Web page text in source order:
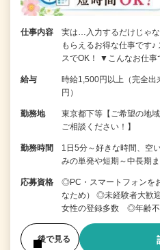
仕事内容
実は…入力するだけじゃ
もらえるお得な仕事です
スでOK！ ▼こんなお仕
給与
時給1,500円以上（完全
円）
勤務地
東京都下等【ご希望の地
ご相談ください！】
勤務時間
1日5分～好きな時間、空
みの単発や短期～中長期
応募資格
◎PC・スマートフォンを
なため） ◎未経験者大歓
女性の登録多数 ◎年齢
後で見る